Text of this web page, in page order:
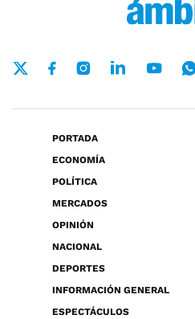
PORTADA
ECONOMÍA
POLÍTICA
MERCADOS
OPINIÓN
NACIONAL
DEPORTES
INFORMACIÓN GENERAL
ESPECTÁCULOS